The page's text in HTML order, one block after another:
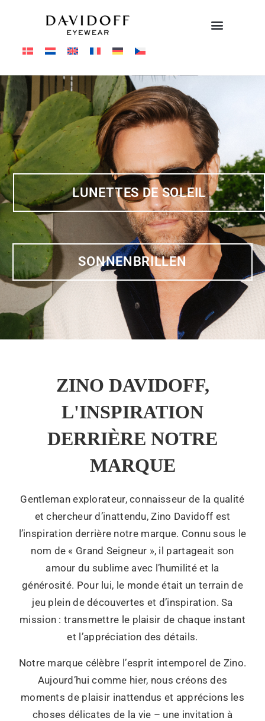
LUNETTES DE SOLEIL
SONNENBRILLEN
ZINO DAVIDOFF,
L'INSPIRATION
DERRIÈRE NOTRE
MARQUE
Gentleman explorateur, connaisseur de la qualité
et chercheur d’inattendu, Zino Davidoff est
l’inspiration derrière notre marque. Connu sous le
nom de « Grand Seigneur », il partageait son
amour du sublime avec l’humilité et la
générosité. Pour lui, le monde était un terrain de
jeu plein de découvertes et d’inspiration. Sa
mission : transmettre le plaisir de chaque instant
et l’appréciation des détails.
Notre marque célèbre l’esprit intemporel de Zino.
Aujourd’hui comme hier, nous créons des
moments de plaisir inattendus et apprécions les
choses délicates de la vie – une invitation à